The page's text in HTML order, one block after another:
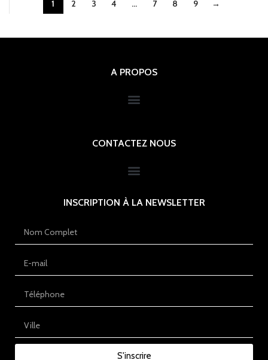
1 2 3 4 … 7 8 9 →
A PROPOS
CONTACTEZ NOUS
INSCRIPTION À LA NEWSLETTER
S'inscrire